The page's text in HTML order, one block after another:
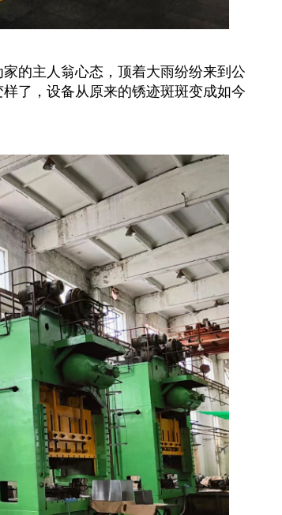
的主人翁心态，顶着大雨纷纷来到公
了，设备从原来的锈迹斑斑变成如今